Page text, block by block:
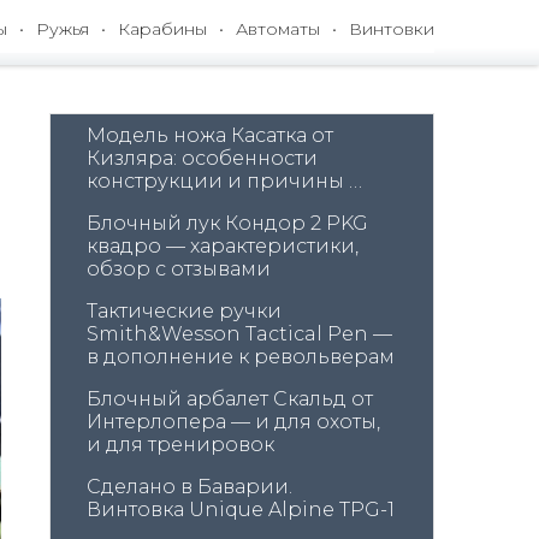
Ружья Карабины Автоматы Винтовки
Модель ножа Касатка от
Кизляра: особенности
конструкции и причины
Блочный лук Кондор 2 PKG
квадро — характеристики,
обзор с отзывами
Тактические ручки
Smith&Wesson Tactical Pen —
в дополнение к револьверам
Блочный арбалет Скальд от
Интерлопера — и для охоты,
и для тренировок
Сделано в Баварии.
Винтовка Unique Alpine TPG-1